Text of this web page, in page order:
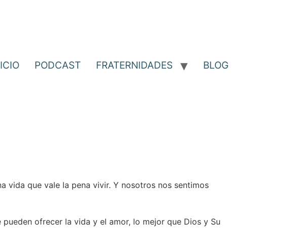
PODCAST FRATERNIDADES BLOG
vida que vale la pena vivir. Y nosotros nos sentimos
ofrecer la vida y el amor, lo mejor que Dios y Su